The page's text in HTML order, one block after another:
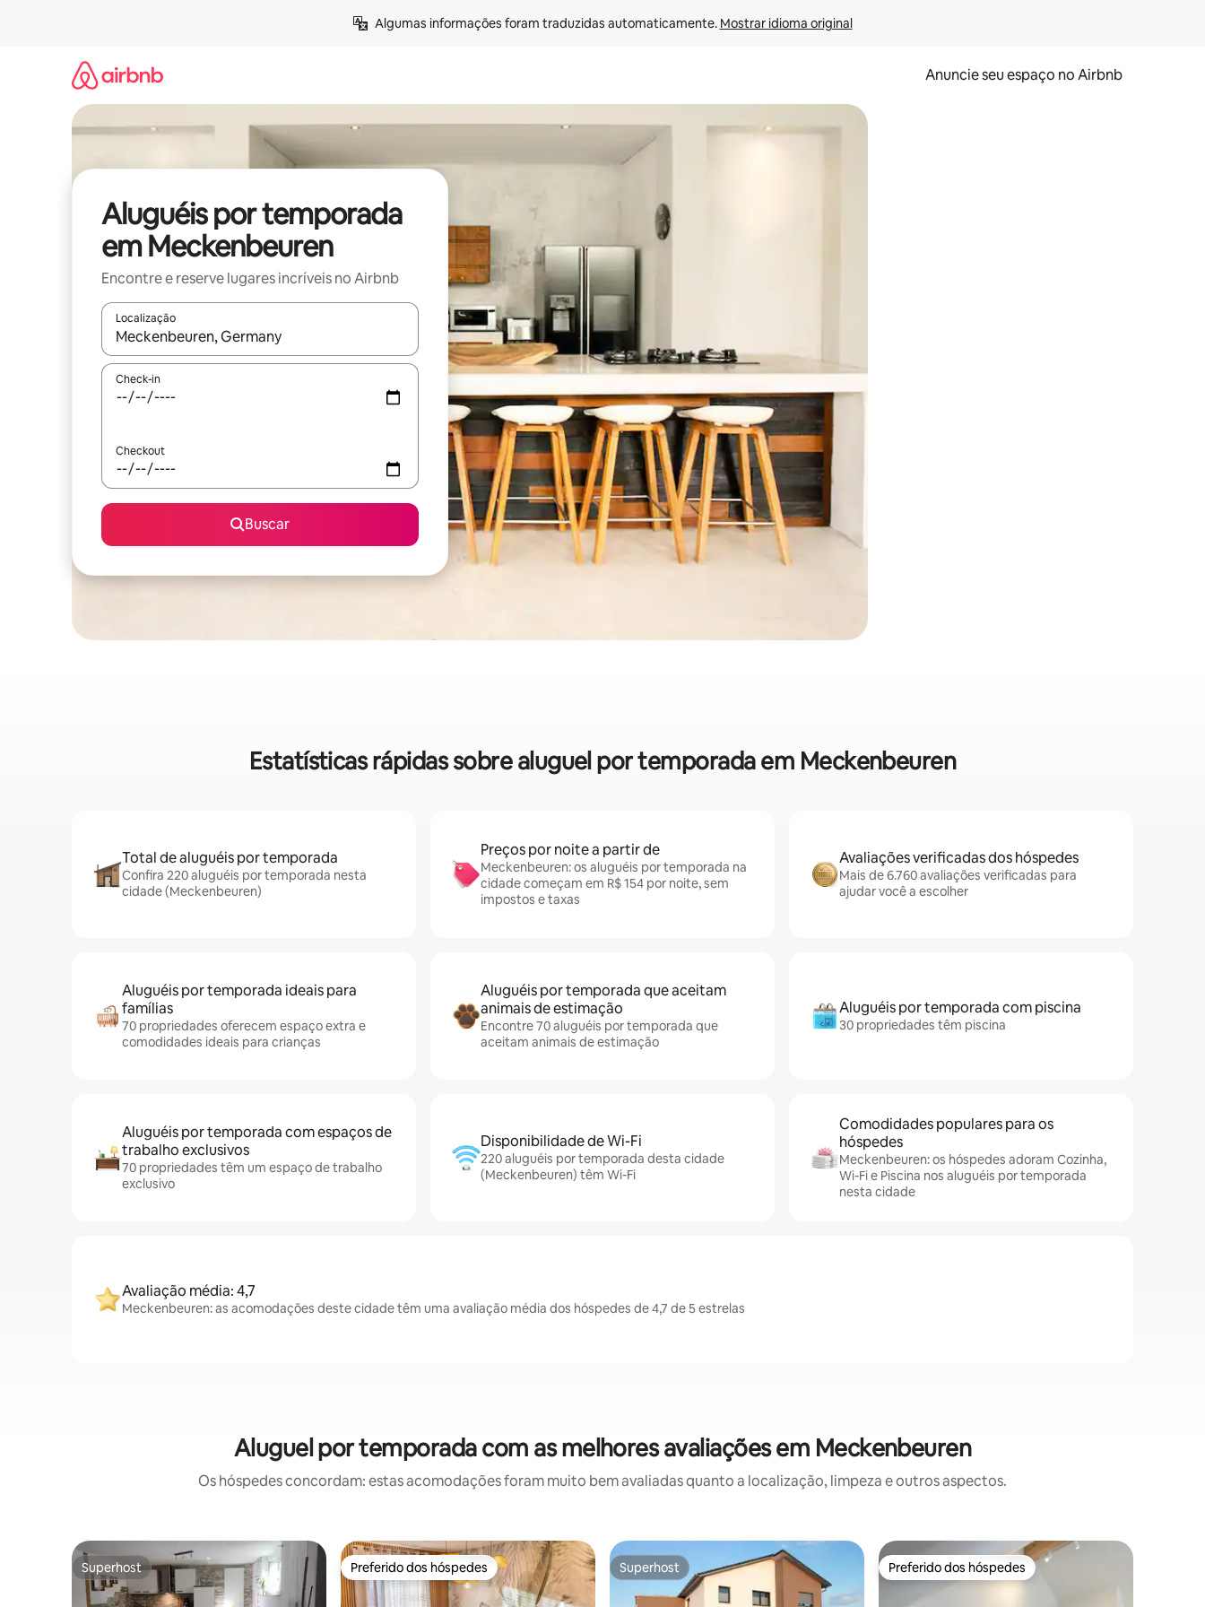
Algumas informações foram traduzidas automaticamente. Mostrar idioma original
Anuncie seu espaço no Airbnb
Aluguéis por temporada
em Meckenbeuren
Encontre e reserve lugares incríveis no Airbnb
Localização
Quando os resultados estiverem disponíveis, explore-os usando as seta para cima e para baixo do teclado ou tocando e deslizando o dedo na tela.
Check-in
Checkout
Buscar
Estatísticas rápidas sobre aluguel por temporada em Meckenbeuren
Total de aluguéis por temporada
Confira 220 aluguéis por temporada nesta
cidade (Meckenbeuren)
Preços por noite a partir de
Meckenbeuren: os aluguéis por temporada na
cidade começam em R$ 154 por noite, sem
impostos e taxas
Avaliações verificadas dos hóspedes
Mais de 6.760 avaliações verificadas para
ajudar você a escolher
Aluguéis por temporada ideais para
famílias
70 propriedades oferecem espaço extra e
comodidades ideais para crianças
Aluguéis por temporada que aceitam
animais de estimação
Encontre 70 aluguéis por temporada que
aceitam animais de estimação
Aluguéis por temporada com piscina
30 propriedades têm piscina
Aluguéis por temporada com espaços de
trabalho exclusivos
70 propriedades têm um espaço de trabalho
exclusivo
Disponibilidade de Wi-Fi
220 aluguéis por temporada desta cidade
(Meckenbeuren) têm Wi-Fi
Comodidades populares para os
hóspedes
Meckenbeuren: os hóspedes adoram Cozinha,
Wi-Fi e Piscina nos aluguéis por temporada
nesta cidade
Avaliação média: 4,7
Meckenbeuren: as acomodações deste cidade têm uma avaliação média dos hóspedes de 4,7 de 5 estrelas
Aluguel por temporada com as melhores avaliações em Meckenbeuren
Os hóspedes concordam: estas acomodações foram muito bem avaliadas quanto a localização, limpeza e outros aspectos.
Superhost
Superhost Preferido dos hóspedes
Preferido dos hóspedes Superhost
Superhost Preferido dos hóspedes
Preferido dos hóspedes